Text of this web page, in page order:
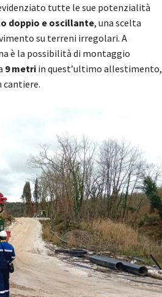
tutte le sue potenzialità
doppio e oscillante, una scelta
su terreni irregolari. A
è la possibilità di montaggio
9 metriin quest’ultimo allestimento,
cantiere.